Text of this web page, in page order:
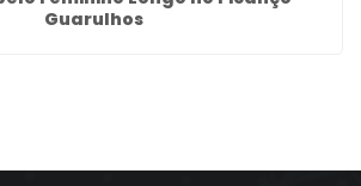
Guarulhos